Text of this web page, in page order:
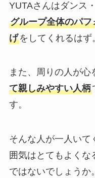
YUTAさんはダンス
グループ全体のパ
げをしてくれるはず
また、周りの人が
て親しみやすい人柄
す。
そんな人が一人いて
囲気はとてもよく
ではないでしょうか。